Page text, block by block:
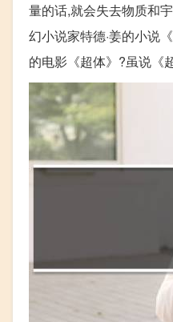
量的话,就会失去物质和
幻小说家特德·姜的小说
的电影《超体》?虽说《